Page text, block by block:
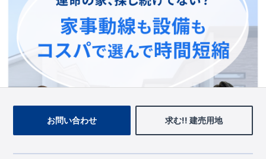
トップページに戻る
お問い合わせ 求む!! 建売用地